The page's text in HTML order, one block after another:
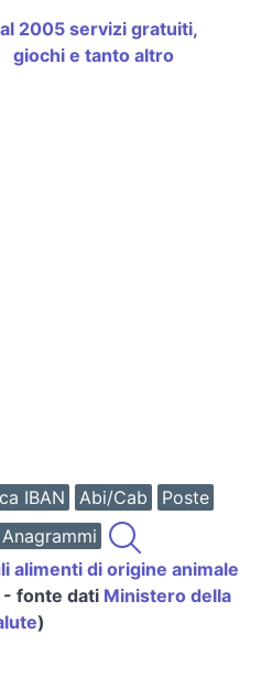
2005 servizi gratuiti,
giochi e tanto altro
IBAN Abi/Cab
Poste
Anagrammi
alimenti di origine animale
- fonte dati Ministero della
)